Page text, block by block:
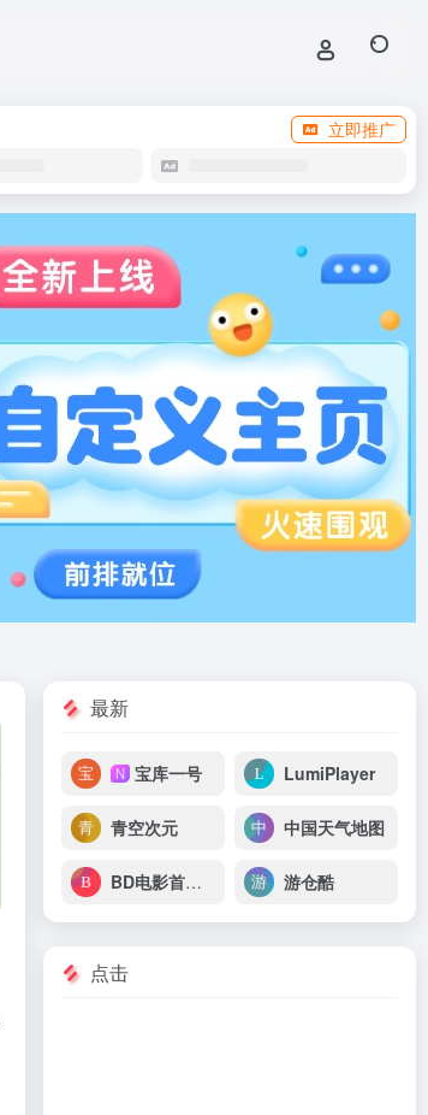
立即推广
最新
N 宝库一号 LumiPlayer
青空次元 中国天气地图
BD电影首发站 游仓酷
点击